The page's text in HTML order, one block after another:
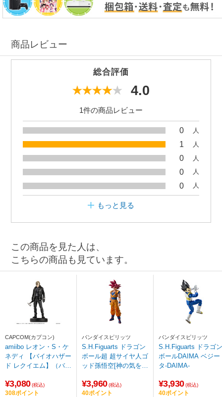
商品レビュー
総合評価
4.0
1件の商品レビュー
0 人
1 人
0 人
0 人
0 人
もっと見る
この商品を見た人は、
こちらの商品も見ています。
CAPCOM(カプコン)
amiibo レオン・S・ケ
ネディ 【バイオハザー
ド レクイエム】（バイ
【sof001】
¥3,080 (税込)
308ポイント
バンダイスピリッツ
S.H.Figuarts ドラゴン
ボール超 超サイヤ人ゴ
ッド孫悟空[神の気を纏
¥3,960 (税込)
40ポイント
バンダイスピリッツ
S.H.Figuarts ドラゴン
ボールDAIMA ベジー
タ-DAIMA-
¥3,930 (税込)
40ポイント